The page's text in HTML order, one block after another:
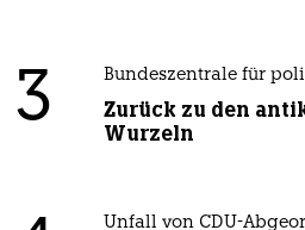
3 Bundeszentrale für
Zurück zu den
Wurzeln
Unfall von CDU-